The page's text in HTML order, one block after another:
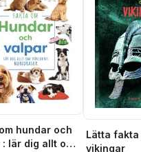
hundar och
lär dig allt om
Lätta fakta
vikingar